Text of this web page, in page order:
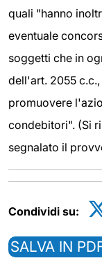
quali "hanno
eventuale
soggetti che in
dell'art. 2055
promuovere
condebitori". (Si
segnalato il
Condividi su:
SALVA IN